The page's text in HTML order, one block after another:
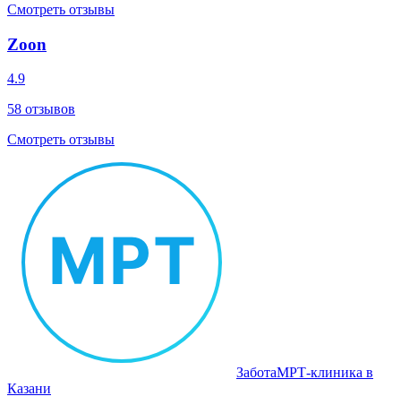
Смотреть отзывы
Zoon
4.9
58 отзывов
Смотреть отзывы
ЗаботаМРТ‑клиника в
Казани